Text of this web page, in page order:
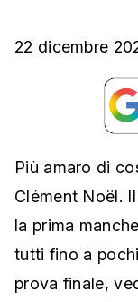
22 dicembre
Più amaro di
Clément Noël.
la prima
tutti fino a
prova finale,